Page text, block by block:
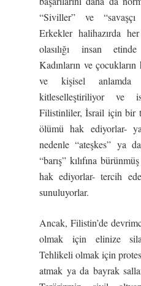
“Siviller” ve
Erkekler halihazırda
olasılığı insan
Kadınların ve
ve kişisel anlamda
kitleselleştiriliyor ve
Filistinliler, İsrail için bir
ölümü hak ediyorlar-
nedenle “ateşkes” ya
“barış” kılıfına
hak ediyorlar- tercih
sunuluyorlar.
Ancak, Filistin’de
olmak için elinize
Tehlikeli olmak için
atmak ya da bayrak